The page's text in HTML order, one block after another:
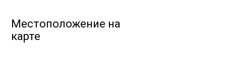
Местоположение на
карте